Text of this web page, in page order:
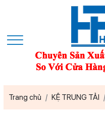
Trang chủ KỆ TRUNG TẢI